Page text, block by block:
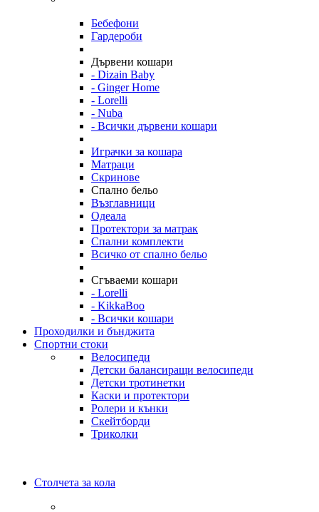
Бебефони
Гардероби
Дървени кошари
- Dizain Baby
- Ginger Home
- Lorelli
- Nuba
- Всички дървени кошари
Играчки за кошара
Матраци
Скринове
Спално бельо
Възглавници
Одеала
Протектори за матрак
Спални комплекти
Всичко от спално бельо
Сгъваеми кошари
- Lorelli
- KikkaBoo
- Всички кошари
Проходилки и бънджита
Спортни стоки
Велосипеди
Детски балансиращи велосипеди
Детски тротинетки
Каски и протектори
Ролери и кънки
Скейтборди
Триколки
Столчета за кола